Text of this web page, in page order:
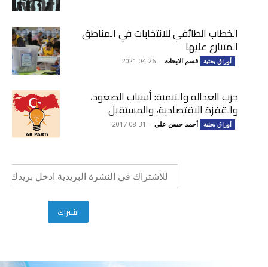
الخطاب الطائفي للانتخابات في المناطق
المتنازع عليها
أوراق بحثية قسم الابحاث -
2021-04-26
حزب العدالة والتنمية: أسباب الصعود،
والقفزة الاقتصادية، والمستقبل
أوراق بحثية أحمد حسن علي -
2017-08-31